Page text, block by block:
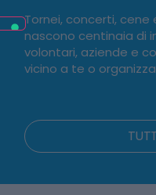
Tornei, concerti, cene
nascono centinaia di
volontari, aziende e
vicino a te o